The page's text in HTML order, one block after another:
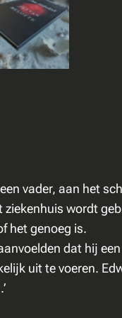
vader, aan het
wordt
het genoeg is.
dat hij
uit te voeren.